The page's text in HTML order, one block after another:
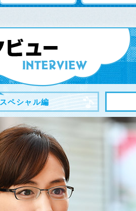
スペシャル編